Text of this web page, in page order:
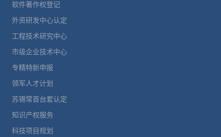
软件著作权登记
外资研发中心认定
工程技术研究中心
市级企业技术中心
专精特新申报
领军人才计划
苏锡常首台套认定
知识产权服务
科技项目规划